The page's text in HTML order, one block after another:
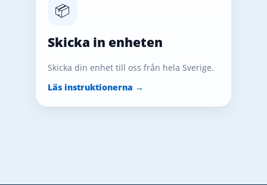
📦
Skicka in enheten
Skicka din enhet till oss från hela Sverige.
Läs instruktionerna →